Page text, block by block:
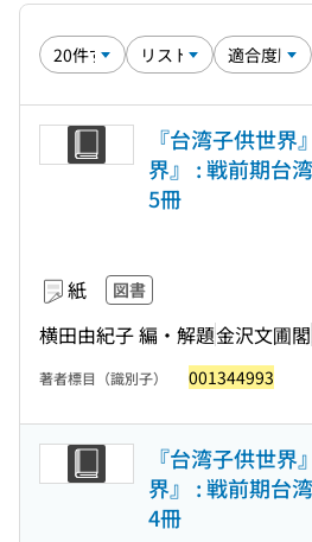
『台湾子供世
界』 : 戦前期台
5冊
紙 図書
横田由紀子 編・解題金沢文圃閣
著者標目（識別子） 001344993
『台湾子供世
界』 : 戦前期台
4冊